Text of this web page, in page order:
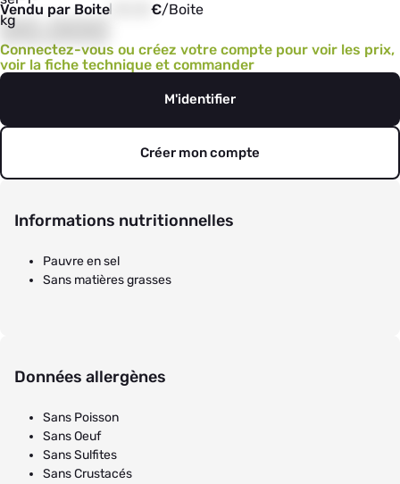
Vendu par Boite
€/Boite
00,000
Connectez-vous ou créez votre compte pour voir les prix,
voir la fiche technique et commander
M'identifier
Créer mon compte
Informations nutritionnelles
Pauvre en sel
Sans matières grasses
Données allergènes
Sans Poisson
Sans Oeuf
Sans Sulfites
Sans Crustacés